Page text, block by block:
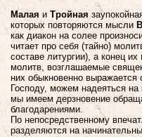
Малая и Тройная
которых повторяются мысли
как диакон на солее
читает про себя (тайно)
составе литургии), а конец
молитв, возглашаемые
них обыкновенно
Господу, можем надеяться
мы имеем дерзновение
благодарениями.
По непосредственному
разделяются на